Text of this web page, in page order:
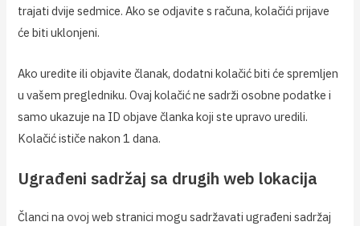
trajati dvije sedmice. Ako se odjavite s računa, kolačići prijave
će biti uklonjeni.
Ako uredite ili objavite članak, dodatni kolačić biti će spremljen
u vašem pregledniku. Ovaj kolačić ne sadrži osobne podatke i
samo ukazuje na ID objave članka koji ste upravo uredili.
Kolačić ističe nakon 1 dana.
Ugrađeni sadržaj sa drugih web lokacija
Članci na ovoj web stranici mogu sadržavati ugrađeni sadržaj